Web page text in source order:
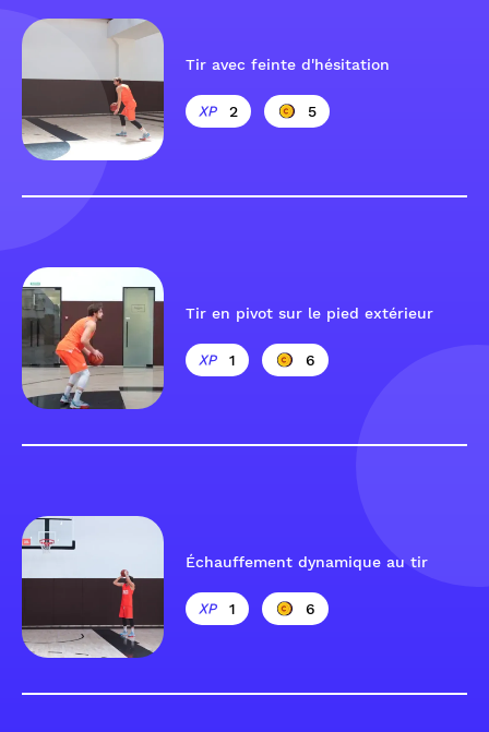
Tir avec feinte d'hésitation
2 5
Tir en pivot sur le pied extérieur
1 6
Échauffement dynamique au tir
1 6